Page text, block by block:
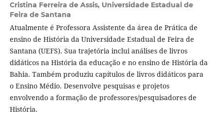
Cristina Ferreira de Assis, Universidade Estadual de
Feira de Santana
Atualmente é Professora Assistente da área de Prática de
ensino de História da Universidade Estadual de Feira de
Santana (UEFS). Sua trajetória inclui análises de livros
didáticos na História da educação e no ensino de História da
Bahia. Também produziu capítulos de livros didáticos para
o Ensino Médio. Desenvolve pesquisas e projetos
envolvendo a formação de professores/pesquisadores de
História.